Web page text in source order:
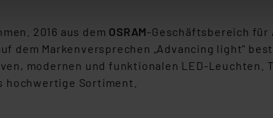
des Widerrufs bleibt hiervon unberührt. Ihre
längerfristig gespeichert werden und dieses
Daten in den USA. Ihre Einwilligung zur
2016 aus dem OSRAM-Geschäftsbereich für
dem Markenversprechen „Advancing light"
modernen und funktionalen LED-
hochwertige Sortiment.